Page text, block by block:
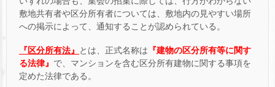
敷地共有者や区分所有者については、敷地内の見やすい場所
への掲示によって、通知することが認められている。
『区分所有法』 とは、正式名称は 『建物の区分所有等に関す
る法律』 で、マンションを含む区分所有建物に関する事項を
定めた法律である。